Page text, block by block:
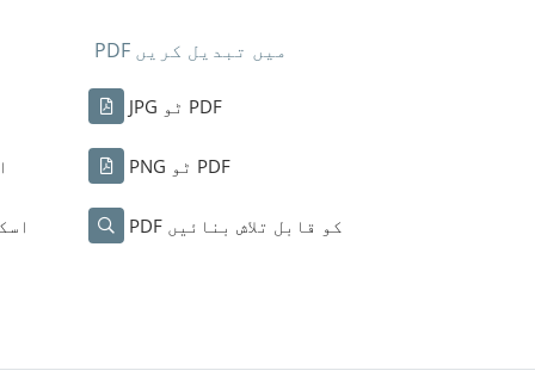
PDF میں تبدیل کریں
JPG ٹو PDF
PNG ٹو PDF
PDF کو قابل تلاش بنائیں